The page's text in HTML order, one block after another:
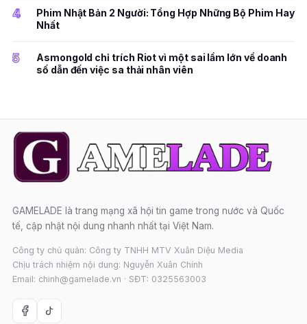
4
Phim Nhật Bản 2 Người: Tổng Hợp Những Bộ Phim Hay
Nhất
5
Asmongold chỉ trích Riot vì một sai lầm lớn về doanh
số dẫn đến việc sa thải nhân viên
GAMELADE là trang mạng xã hội tin game trong nước và Quốc
tế, cập nhật nội dung nhanh nhất tại Việt Nam.
Công ty chủ quản: Công ty TNHH MTV Xuân Diệu Media
Chịu trách nhiệm nội dung: Nguyễn Xuân Chính
Email: chinh@gamelade.vn · SĐT: 0325563003